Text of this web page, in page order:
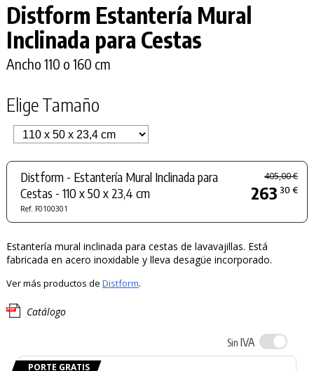
Distform Estantería Mural
Inclinada para Cestas
Ancho 110 o 160 cm
Elige Tamaño
Distform - Estantería Mural Inclinada para
Cestas - 110 x 50 x 23,4 cm
Ref. F0100301
405,00 €
263 30 €
Estantería mural inclinada para cestas de lavavajillas. Está
fabricada en acero inoxidable y lleva desagüe incorporado.
Ver más productos de Distform.
Catálogo
Sin IVA
PORTE GRATIS